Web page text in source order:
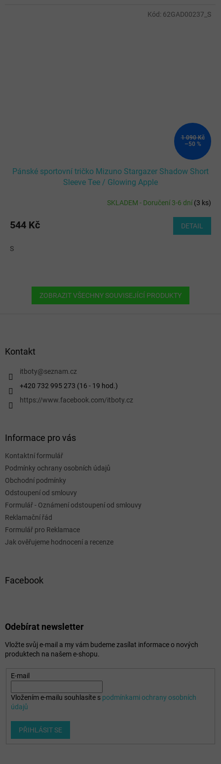
1 090 Kč
–50 %
Pánské sportovní tričko Mizuno Stargazer Shadow Short
Sleeve Tee / Glowing Apple
SKLADEM - Doručení 3-6 dní(3 ks)
544 Kč DETAIL
S
Kód: 62GAD00237_S
ZOBRAZIT VŠECHNY SOUVISEJÍCÍ PRODUKTY
Kontakt
itboty@seznam.cz
+420 732 995 273 (16 - 19 hod.)
https://www.facebook.com/itboty.cz
Informace pro vás
Kontaktní formulář
Podmínky ochrany osobních údajů
Obchodní podmínky
Odstoupení od smlouvy
Formulář - Oznámení odstoupení od smlouvy
Reklamační řád
Formulář pro Reklamace
Jak ověřujeme hodnocení a recenze
Facebook
Odebírat newsletter
Vložte svůj e-mail a my vám budeme zasílat informace o nových
produktech na našem e-shopu.
E-mail
Vložením e-mailu souhlasíte s podmínkami ochrany osobních
údajů
PŘIHLÁSIT SE